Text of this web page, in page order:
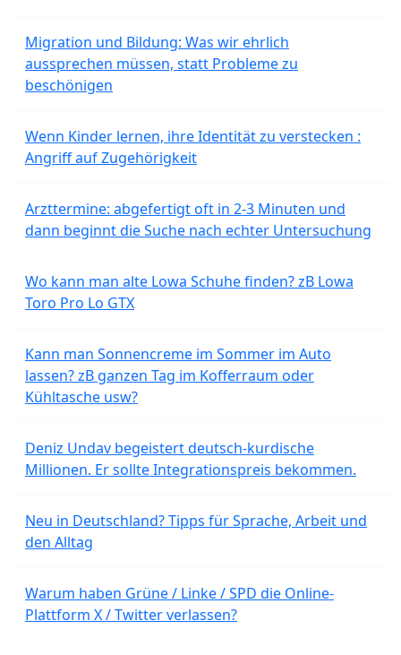
Migration und Bildung: Was wir ehrlich
aussprechen müssen, statt Probleme zu
beschönigen
Wenn Kinder lernen, ihre Identität zu verstecken :
Angriff auf Zugehörigkeit
Arzttermine: abgefertigt oft in 2-3 Minuten und
dann beginnt die Suche nach echter Untersuchung
Wo kann man alte Lowa Schuhe finden? zB Lowa
Toro Pro Lo GTX
Kann man Sonnencreme im Sommer im Auto
lassen? zB ganzen Tag im Kofferraum oder
Kühltasche usw?
Deniz Undav begeistert deutsch-kurdische
Millionen. Er sollte Integrationspreis bekommen.
Neu in Deutschland? Tipps für Sprache, Arbeit und
den Alltag
Warum haben Grüne / Linke / SPD die Online-
Plattform X / Twitter verlassen?